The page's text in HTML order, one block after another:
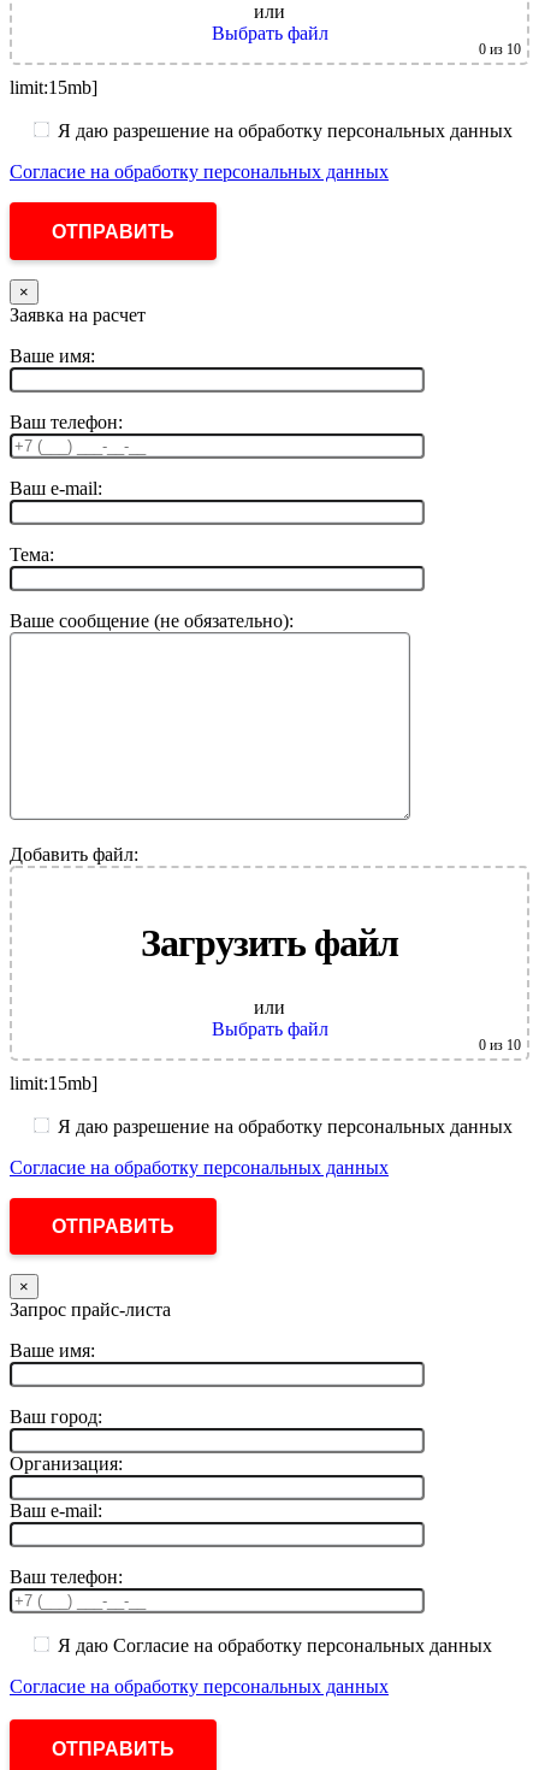
или
Выбрать файл
0 из 10
limit:15mb]
Я даю разрешение на обработку персональных данных
Согласие на обработку персональных данных
×
Заявка на расчет
Ваше имя:
Ваш телефон:
Ваш e-mail:
Тема:
Ваше сообщение (не обязательно):
Добавить файл:
Загрузить файл
или
Выбрать файл
0 из 10
limit:15mb]
Я даю разрешение на обработку персональных данных
Согласие на обработку персональных данных
×
Запрос прайс-листа
Ваше имя:
Ваш город:
Организация:
Ваш e-mail:
Ваш телефон:
Я даю Согласие на обработку персональных данных
Согласие на обработку персональных данных